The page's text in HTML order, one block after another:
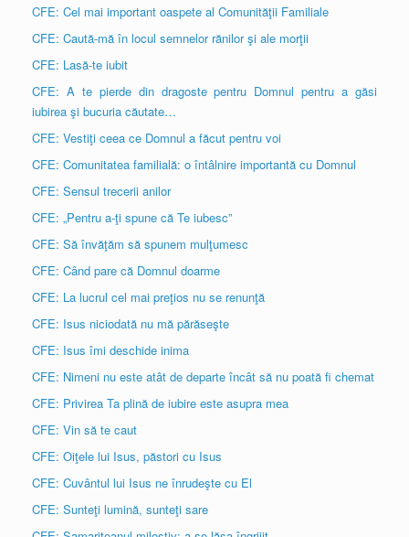
CFE: Cel mai important oaspete al Comunităţii Familiale
CFE: Caută-mă în locul semnelor rănilor şi ale morţii
CFE: Lasă-te iubit
CFE: A te pierde din dragoste pentru Domnul pentru a găsi
iubirea şi bucuria căutate…
CFE: Vestiţi ceea ce Domnul a făcut pentru voi
CFE: Comunitatea familială: o întâlnire importantă cu Domnul
CFE: Sensul trecerii anilor
CFE: „Pentru a-ţi spune că Te iubesc”
CFE: Să învăţăm să spunem mulţumesc
CFE: Când pare că Domnul doarme
CFE: La lucrul cel mai preţios nu se renunţă
CFE: Isus niciodată nu mă părăseşte
CFE: Isus îmi deschide inima
CFE: Nimeni nu este atât de departe încât să nu poată fi chemat
CFE: Privirea Ta plină de iubire este asupra mea
CFE: Vin să te caut
CFE: Oiţele lui Isus, păstori cu Isus
CFE: Cuvântul lui Isus ne înrudeşte cu El
CFE: Sunteţi lumină, sunteţi sare